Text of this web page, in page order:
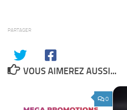
PARTAGER
VOUS AIMEREZ AUSSI...
0